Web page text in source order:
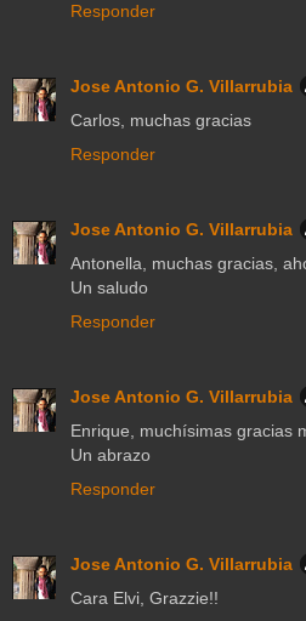
Responder
Jose Antonio G. Villarrubia
Carlos, muchas gracias
Responder
Jose Antonio G. Villarrubia
Antonella, muchas gracias,
Un saludo
Responder
Jose Antonio G. Villarrubia
Enrique, muchísimas gracias
Un abrazo
Responder
Jose Antonio G. Villarrubia
Cara Elvi, Grazzie!!